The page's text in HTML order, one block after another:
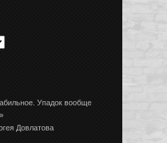
Упадок вообще
Довлатова